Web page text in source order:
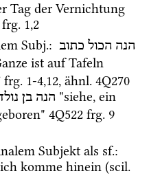
Tag der Vernichtung
frg. 1,2
Subj.: הנה הכול כתוב
ist auf Tafeln
frg. 1-4,12, ähnl. 4Q270
הנה בן
"siehe, ein
4Q522 frg. 9
Subjekt als sf.
komme hinein (scil.